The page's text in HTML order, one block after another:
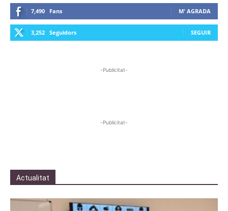
7,490 Fans M' AGRADA
3,252 Seguidors SEGUIR
-Publicitat-
-Publicitat-
Actualitat